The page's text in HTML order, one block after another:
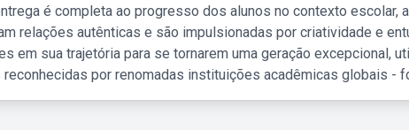
é completa ao progresso dos alunos no contexto escolar,
relações autênticas e são impulsionadas por criatividade e
em sua trajetória para se tornarem uma geração excepcional,
por renomadas instituições acadêmicas globais -